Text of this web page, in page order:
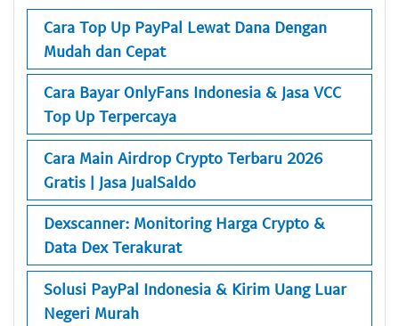
Cara Top Up PayPal Lewat Dana Dengan
Mudah dan Cepat
Cara Bayar OnlyFans Indonesia & Jasa VCC
Top Up Terpercaya
Cara Main Airdrop Crypto Terbaru 2026
Gratis | Jasa JualSaldo
Dexscanner: Monitoring Harga Crypto &
Data Dex Terakurat
Solusi PayPal Indonesia & Kirim Uang Luar
Negeri Murah